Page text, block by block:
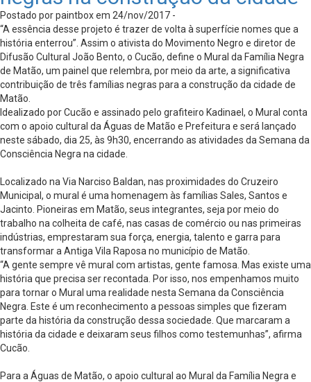
Postado por paintbox em 24/nov/2017 -
“A essência desse projeto é trazer de volta à superfície nomes que a
história enterrou”. Assim o ativista do Movimento Negro e diretor de
Difusão Cultural João Bento, o Cucão, define o Mural da Família Negra
de Matão, um painel que relembra, por meio da arte, a significativa
contribuição de três famílias negras para a construção da cidade de
Matão.
Idealizado por Cucão e assinado pelo grafiteiro Kadinael, o Mural conta
com o apoio cultural da Águas de Matão e Prefeitura e será lançado
neste sábado, dia 25, às 9h30, encerrando as atividades da Semana da
Consciência Negra na cidade.
Localizado na Via Narciso Baldan, nas proximidades do Cruzeiro
Municipal, o mural é uma homenagem às famílias Sales, Santos e
Jacinto. Pioneiras em Matão, seus integrantes, seja por meio do
trabalho na colheita de café, nas casas de comércio ou nas primeiras
indústrias, emprestaram sua força, energia, talento e garra para
transformar a Antiga Vila Raposa no município de Matão.
“A gente sempre vê mural com artistas, gente famosa. Mas existe uma
história que precisa ser recontada. Por isso, nos empenhamos muito
para tornar o Mural uma realidade nesta Semana da Consciência
Negra. Este é um reconhecimento a pessoas simples que fizeram
parte da história da construção dessa sociedade. Que marcaram a
história da cidade e deixaram seus filhos como testemunhas”, afirma
Cucão.
Para a Águas de Matão, o apoio cultural ao Mural da Família Negra e